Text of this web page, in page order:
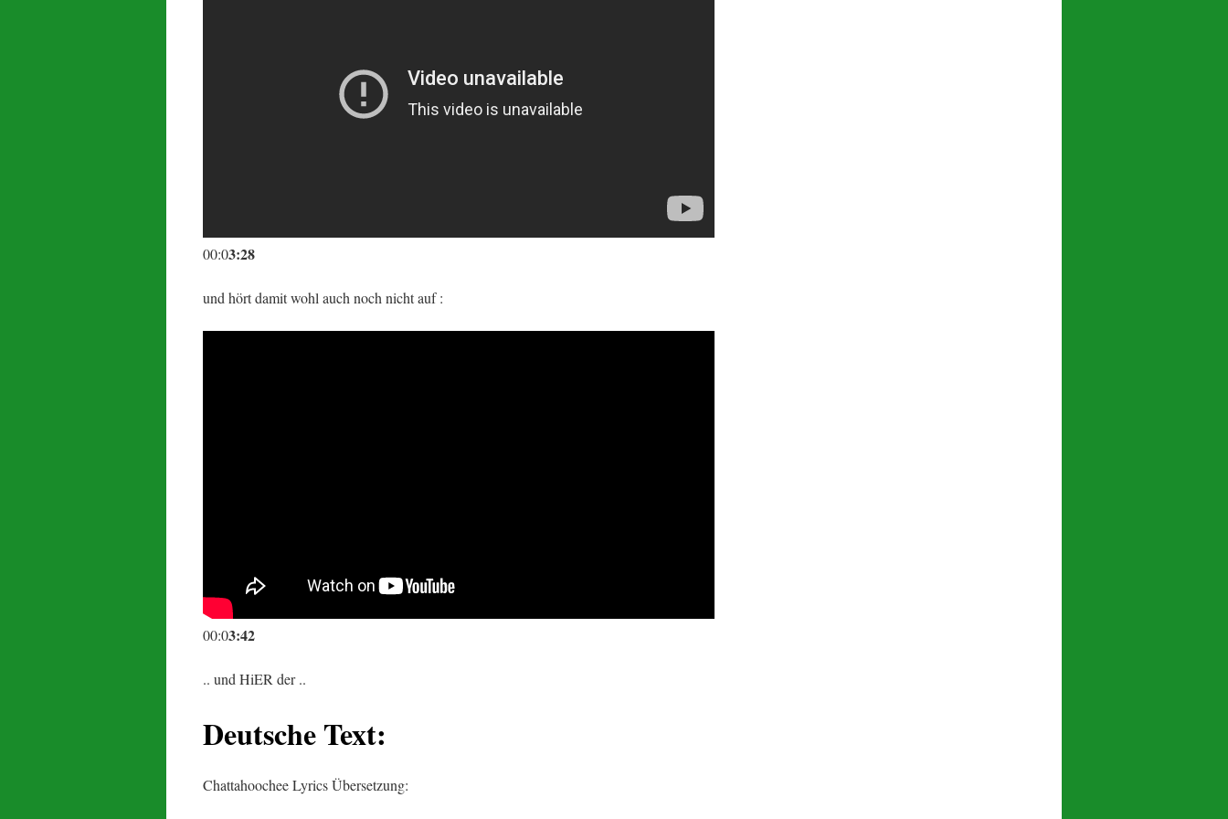
00:03:28
und hört damit wohl auch noch nicht auf :
00:03:42
.. und HiER der ..
Deutsche Text:
Chattahoochee Lyrics Übersetzung: